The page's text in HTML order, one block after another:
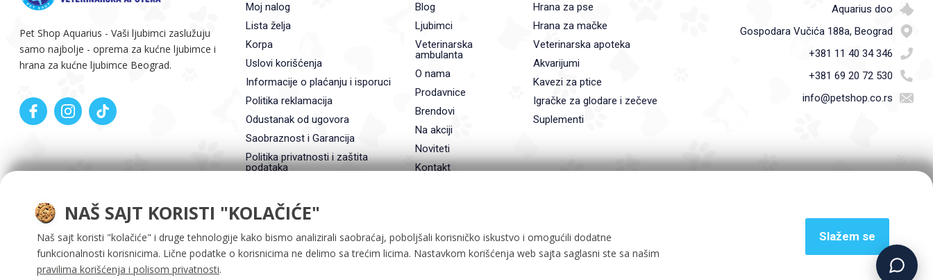
Pet Shop Aquarius - Vaši ljubimci zaslužuju
samo najbolje - oprema za kućne ljubimce i
hrana za kućne ljubimce Beograd.
Moj nalog
Lista želja
Korpa
Uslovi korišćenja
Informacije o plaćanju i isporuci
Politika reklamacija
Odustanak od ugovora
Saobraznost i Garancija
Politika privatnosti i zaštita
podataka
Blog
Ljubimci
Veterinarska
ambulanta
O nama
Prodavnice
Brendovi
Na akciji
Noviteti
Kontakt
Hrana za pse
Hrana za mačke
Veterinarska apoteka
Akvarijumi
Kavezi za ptice
Igračke za glodare i zečeve
Suplementi
Aquarius doo
Gospodara Vučića 188a, Beograd
+381 11 40 34 346
+381 69 20 72 530
info@petshop.co.rs
NAŠ SAJT KORISTI "KOLAČIĆE"
Naš sajt koristi "kolačiće" i druge tehnologije kako bismo analizirali saobraćaj, poboljšali korisničko iskustvo i omogućili dodatne
funkcionalnosti korisnicima. Lične podatke o korisnicima ne delimo sa trećim licima. Nastavkom korišćenja web sajta saglasni ste sa našim
pravilima korišćenja i polisom privatnosti.
Slažem se